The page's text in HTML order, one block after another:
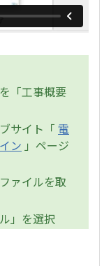
「工事概要
サイト「 電
ン 」ページ
ァイルを取
」を選択